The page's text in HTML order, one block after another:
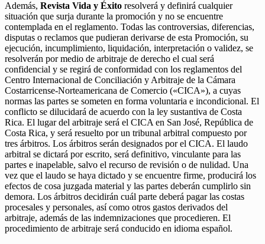
Además, Revista Vida y Éxito resolverá y definirá cualquier
situación que surja durante la promoción y no se encuentre
contemplada en el reglamento. Todas las controversias, diferencias,
disputas o reclamos que pudieran derivarse de esta Promoción, su
ejecución, incumplimiento, liquidación, interpretación o validez, se
resolverán por medio de arbitraje de derecho el cual será
confidencial y se regirá de conformidad con los reglamentos del
Centro Internacional de Conciliación y Arbitraje de la Cámara
Costarricense-Norteamericana de Comercio («CICA»), a cuyas
normas las partes se someten en forma voluntaria e incondicional. El
conflicto se dilucidará de acuerdo con la ley sustantiva de Costa
Rica. El lugar del arbitraje será el CICA en San José, República de
Costa Rica, y será resuelto por un tribunal arbitral compuesto por
tres árbitros. Los árbitros serán designados por el CICA. El laudo
arbitral se dictará por escrito, será definitivo, vinculante para las
partes e inapelable, salvo el recurso de revisión o de nulidad. Una
vez que el laudo se haya dictado y se encuentre firme, producirá los
efectos de cosa juzgada material y las partes deberán cumplirlo sin
demora. Los árbitros decidirán cuál parte deberá pagar las costas
procesales y personales, así como otros gastos derivados del
arbitraje, además de las indemnizaciones que procedieren. El
procedimiento de arbitraje será conducido en idioma español.